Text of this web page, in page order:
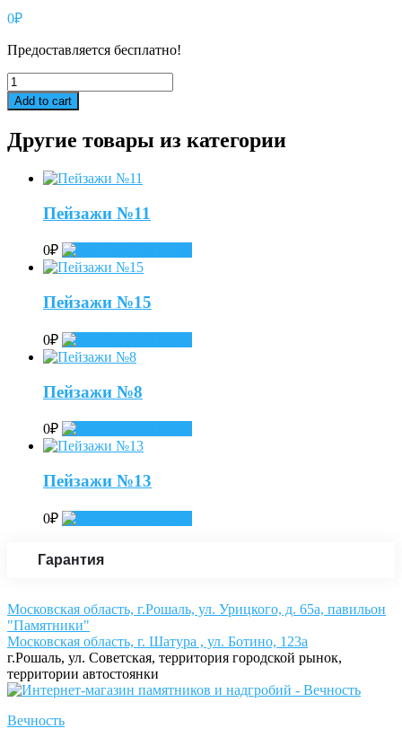
0₽
Предоставляется бесплатно!
Пейзажи
№145
quantity
Add to cart
Другие товары из категории
Пейзажи №11
0₽
Пейзажи №15
0₽
Пейзажи №8
0₽
Пейзажи №13
0₽
Гарантия
Московская область, г.Рошаль, ул. Урицкого, д. 65а, павильон
"Памятники"
Московская область, г. Шатура , ул. Ботино, 123а
г.Рошаль, ул. Советская, территория городской рынок,
территории автостоянки
Вечность